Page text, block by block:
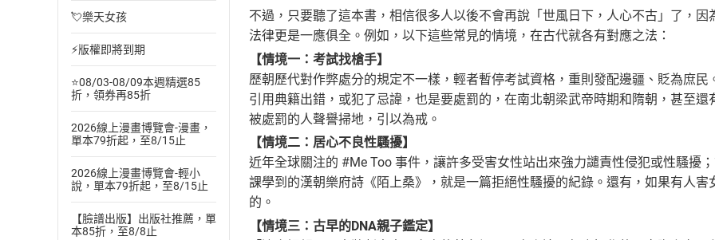
💘樂天女孩
⚡版權即將到期
⭐08/03-08/09本週精選85
折，領券再85折
2026線上漫畫博覽會-漫畫，
單本79折起，至8/15止
2026線上漫畫博覽會-輕小
說，單本79折起，至8/15止
【臉譜出版】出版社推薦，單
本85折，至8/8止
不過，只要聽了這本書，相信很多人以後不會再說「世風日下，人心不古」了，
法律更是一應俱全。例如，以下這些常見的情境，在古代就各有對應之法：
【情境一：考試找槍手】
歷朝歷代對作弊處分的規定不一樣，輕者暫停考試資格，重則發配邊疆、貶為庶
引用典籍出錯，或犯了忌諱，也是要處罰的，在南北朝梁武帝時期和隋朝，甚至
被處罰的人聲譽掃地，引以為戒。
【情境二：居心不良性騷擾】
近年全球關注的 #Me Too 事件，讓許多受害女性站出來強力譴責性侵犯或性騷擾
課學到的漢朝樂府詩《陌上桑》，就是一篇拒絕性騷擾的紀錄。還有，如果有人
的。
【情境三：古早的DNA親子鑑定】